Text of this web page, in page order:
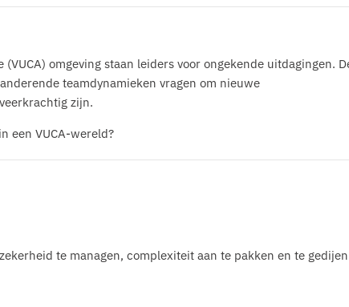
omgeving staan leiders voor ongekende uitdagingen.
teamdynamieken vragen om nieuwe
zijn.
een VUCA-wereld?
te managen, complexiteit aan te pakken en te